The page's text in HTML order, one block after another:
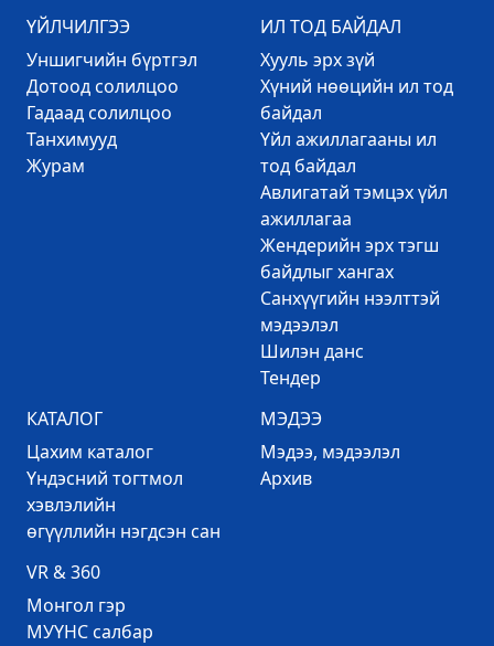
ҮЙЛЧИЛГЭЭ
Уншигчийн бүртгэл
Дотоод солилцоо
Гадаад солилцоо
Танхимууд
Журам
ИЛ ТОД БАЙДАЛ
Хууль эрх зүй
Хүний нөөцийн ил тод
байдал
Үйл ажиллагааны ил
тод байдал
Авлигатай тэмцэх үйл
ажиллагаа
Жендерийн эрх тэгш
байдлыг хангах
Санхүүгийн нээлттэй
мэдээлэл
Шилэн данс
Тендер
КАТАЛОГ
Цахим каталог
Үндэсний тогтмол
хэвлэлийн
өгүүллийн нэгдсэн сан
МЭДЭЭ
Mэдээ, мэдээлэл
Архив
VR & 360
Mонгол гэр
МУҮНС салбар